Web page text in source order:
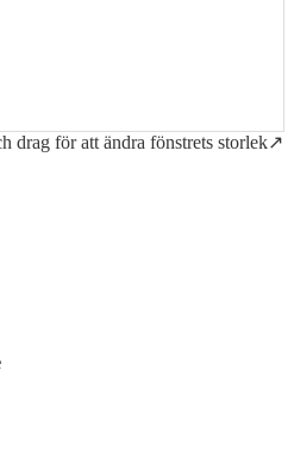
drag för att ändra fönstrets storlek↗
både bas och gitarr